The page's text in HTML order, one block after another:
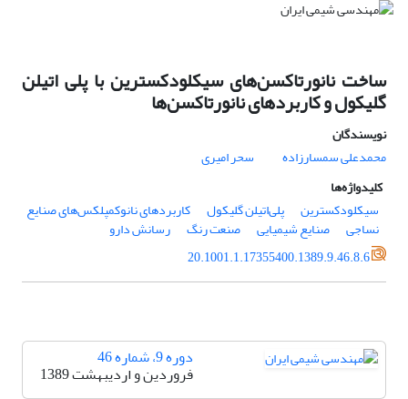
ساخت نانورتاکسن‌های سیکلودکسترین با پلی اتیلن
گلیکول و کاربردهای نانورتاکسن‌ها
نویسندگان
محمدعلی سمسارزاده
سحر امیری
کلیدواژه‌ها
سیکلودکسترین
پلی‌اتیلن گلیکول کاربردهای نانوکمپلکس‌های صنایع
نساجی صنایع شیمیایی صنعت رنگ
رسانش دارو
20.1001.1.17355400.1389.9.46.8.6
دوره 9، شماره 46
فروردین و اردیبهشت 1389